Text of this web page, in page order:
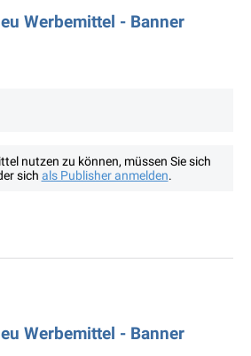
Werbemittel - Banner
nutzen zu können, müssen Sie sich
sich als Publisher anmelden.
Werbemittel - Banner